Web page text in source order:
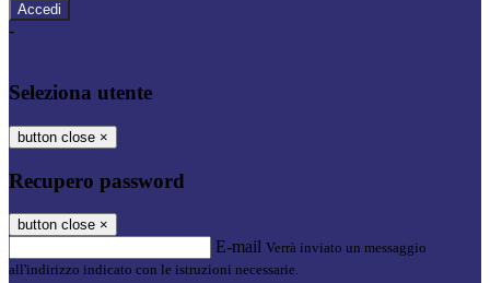
-
Seleziona utente
button close ×
Recupero password
button close ×
E-mail Verrà inviato un messaggio
all'indirizzo indicato con le istruzioni necessarie.